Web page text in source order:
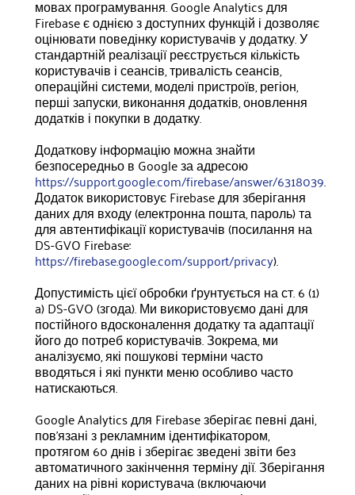
мовах програмування. Google Analytics для
Firebase є однією з доступних функцій і дозволяє
оцінювати поведінку користувачів у додатку. У
стандартній реалізації реєструється кількість
користувачів і сеансів, тривалість сеансів,
операційні системи, моделі пристроїв, регіон,
перші запуски, виконання додатків, оновлення
додатків і покупки в додатку.
Додаткову інформацію можна знайти
безпосередньо в Google за адресою
https://support.google.com/firebase/answer/6318039.
Додаток використовує Firebase для зберігання
даних для входу (електронна пошта, пароль) та
для автентифікації користувачів (посилання на
DS-GVO Firebase:
https://firebase.google.com/support/privacy).
Допустимість цієї обробки ґрунтується на ст. 6 (1)
a) DS-GVO (згода). Ми використовуємо дані для
постійного вдосконалення додатку та адаптації
його до потреб користувачів. Зокрема, ми
аналізуємо, які пошукові терміни часто
вводяться і які пункти меню особливо часто
натискаються.
Google Analytics для Firebase зберігає певні дані,
пов'язані з рекламним ідентифікатором,
протягом 60 днів і зберігає зведені звіти без
автоматичного закінчення терміну дії. Зберігання
даних на рівні користувача (включаючи